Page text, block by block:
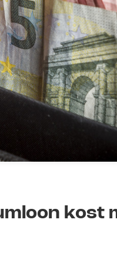
kost